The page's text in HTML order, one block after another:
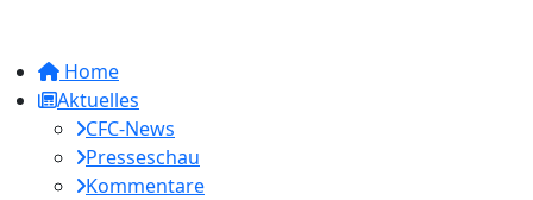
Home
Aktuelles
CFC-News
Presseschau
Kommentare